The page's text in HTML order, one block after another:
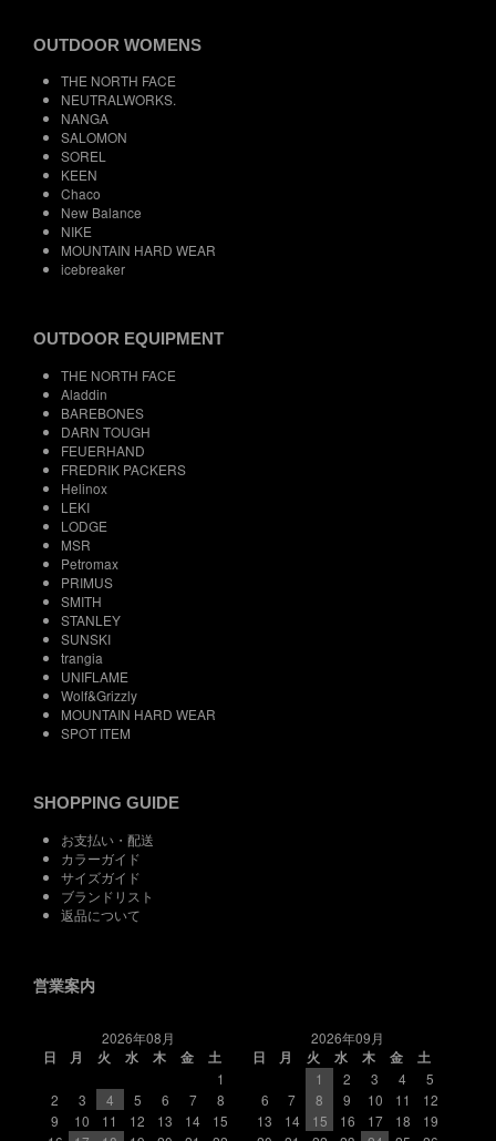
OUTDOOR WOMENS
THE NORTH FACE
NEUTRALWORKS.
NANGA
SALOMON
SOREL
KEEN
Chaco
New Balance
NIKE
MOUNTAIN HARD WEAR
icebreaker
OUTDOOR EQUIPMENT
THE NORTH FACE
Aladdin
BAREBONES
DARN TOUGH
FEUERHAND
FREDRIK PACKERS
Helinox
LEKI
LODGE
MSR
Petromax
PRIMUS
SMITH
STANLEY
SUNSKI
trangia
UNIFLAME
Wolf&Grizzly
MOUNTAIN HARD WEAR
SPOT ITEM
SHOPPING GUIDE
お支払い・配送
カラーガイド
サイズガイド
ブランドリスト
返品について
営業案内
2026年08月
日
月 火 水 木 金
土
1
2
3 4 5 6 7
8
9
10 11 12 13 14
15
2026年09月
日
月 火 水 木 金
土
1
2 3 4
5
6
7 8 9 10 11
12
13
14 15 16 17 18
19